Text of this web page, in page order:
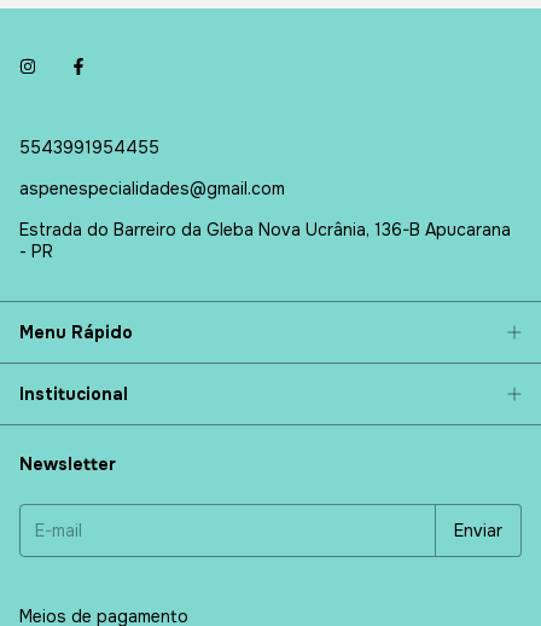
5543991954455
aspenespecialidades@gmail.com
Estrada do Barreiro da Gleba Nova Ucrânia, 136-B Apucarana
- PR
Menu Rápido
Institucional
Newsletter
Meios de pagamento